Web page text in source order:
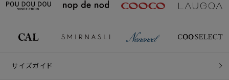
サイズガイド